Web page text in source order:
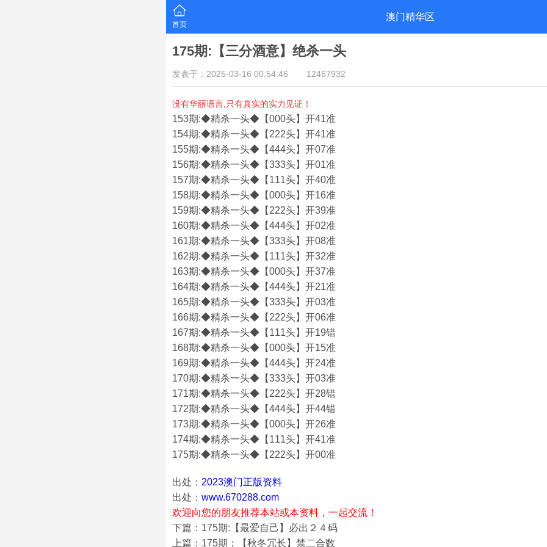
首页
澳门精华区
175期:【三分酒意】绝杀一头
发表于：2025-03-16 00:54:46 12467932
没有华丽语言,只有真实的实力见证！
153期:◆精杀一头◆【000头】开41准
154期:◆精杀一头◆【222头】开41准
155期:◆精杀一头◆【444头】开07准
156期:◆精杀一头◆【333头】开01准
157期:◆精杀一头◆【111头】开40准
158期:◆精杀一头◆【000头】开16准
159期:◆精杀一头◆【222头】开39准
160期:◆精杀一头◆【444头】开02准
161期:◆精杀一头◆【333头】开08准
162期:◆精杀一头◆【111头】开32准
163期:◆精杀一头◆【000头】开37准
164期:◆精杀一头◆【444头】开21准
165期:◆精杀一头◆【333头】开03准
166期:◆精杀一头◆【222头】开06准
167期:◆精杀一头◆【111头】开19错
168期:◆精杀一头◆【000头】开15准
169期:◆精杀一头◆【444头】开24准
170期:◆精杀一头◆【333头】开03准
171期:◆精杀一头◆【222头】开28错
172期:◆精杀一头◆【444头】开44错
173期:◆精杀一头◆【000头】开26准
174期:◆精杀一头◆【111头】开41准
175期:◆精杀一头◆【222头】开00准
出处： 2023澳门正版资料
出处： www.670288.com
欢迎向您的朋友推荐本站或本资料，一起交流！
下篇：175期:【最爱自己】必出２４码
上篇：175期：【秋冬冗长】禁二合数